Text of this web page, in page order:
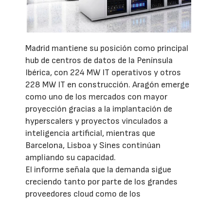
Madrid mantiene su posición como principal
hub de centros de datos de la Península
Ibérica, con 224 MW IT operativos y otros
228 MW IT en construcción. Aragón emerge
como uno de los mercados con mayor
proyección gracias a la implantación de
hyperscalers y proyectos vinculados a
inteligencia artificial, mientras que
Barcelona, Lisboa y Sines continúan
ampliando su capacidad.
El informe señala que la demanda sigue
creciendo tanto por parte de los grandes
proveedores cloud como de los